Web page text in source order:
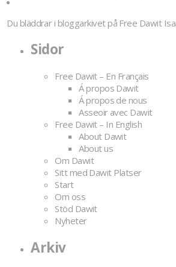
Du bläddrar i bloggarkivet på Free Dawit
Sidor
Free Dawit – En Français
Á propos Dawit
Á propos de nous
Asseoir avec Dawit
Free Dawit – In English
About Dawit
About us
Om Dawit
Sitt med Dawit Platser
Start
Om oss
Stöd Dawit
Nyheter
Arkiv